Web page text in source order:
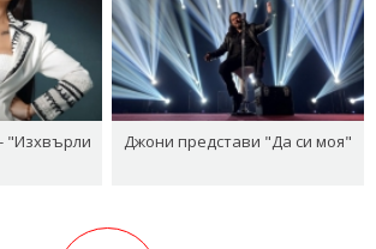
"Изхвърли
Джони представи "Да си моя"